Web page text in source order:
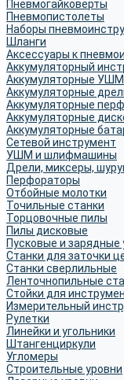
Пневмогайковерты
Пневмопистолеты
Наборы
Шланги
Аксессуары к
Аккумуляторный
Аккумуляторные УШМ
Аккумуляторные
Аккумуляторные
Аккумуляторные
Аккумуляторные
Сетевой инструмент
УШМ и шлифмашины
Дрели, миксеры,
Перфораторы
Отбойные молотки
Точильные станки
Торцовочные пилы
Пилы дисковые
Пусковые и зарядные
Станки для заточки
Станки сверлильные
Ленточнопильные
Стойки для
Измерительный
Рулетки
Линейки и угольники
Штангенциркули
Угломеры
Строительные уровни